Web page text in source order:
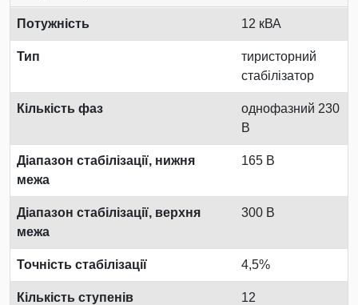
Потужність 12 кВА
Тип
тиристорний
стабілізатор
Кількість фаз
однофазний 230
В
Діапазон стабілізації, нижня
межа
165 В
Діапазон стабілізації, верхня
межа
300 В
Точність стабілізації 4,5%
Кількість ступенів 12